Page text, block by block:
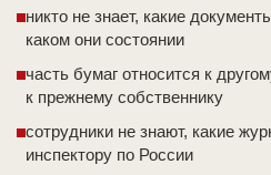
никто не знает, какие
каком они состоянии
часть бумаг относится к
к прежнему собственнику
сотрудники не знают, какие
инспектору по России